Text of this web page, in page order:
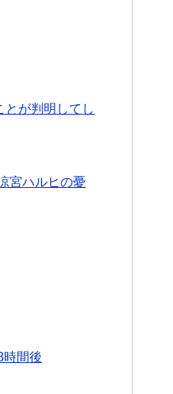
とが判明してし
宮ハルヒの憂
時間後